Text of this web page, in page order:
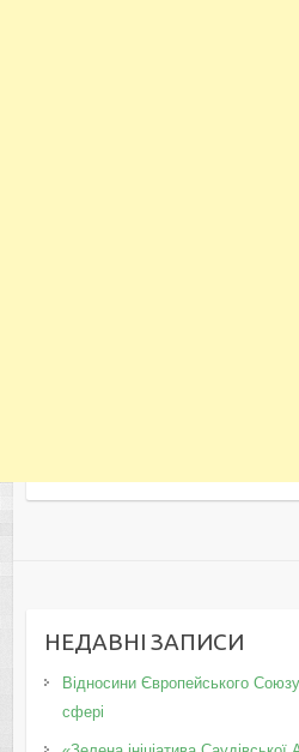
НЕДАВНІ ЗАПИСИ
Відносини Європейського
сфері